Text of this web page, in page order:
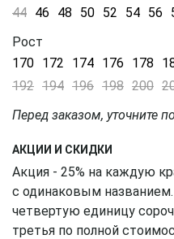
44 46 48 50 52 54 56
Рост
170 172 174 176 178
192 194 196 198 200
Перед заказом, уточните
АКЦИИ И СКИДКИ
Акция - 25% на каждую
с одинаковым
четвертую единицу
третья по полной